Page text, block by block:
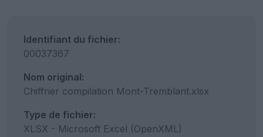
Identifiant du fichier:
00037367
Nom original:
Chiffrier compilation Mont-Tremblant.xlsx
Type de fichier:
XLSX - Microsoft Excel (OpenXML)